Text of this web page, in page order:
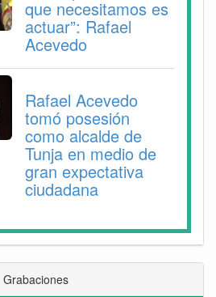
que necesitamos es
actuar”: Rafael
Acevedo
Rafael Acevedo
tomó posesión
como alcalde de
Tunja en medio de
gran expectativa
ciudadana
Grabaciones